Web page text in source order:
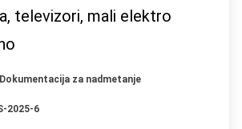
televizori, mali elektro
Dokumentacija za nadmetanje
2025-6